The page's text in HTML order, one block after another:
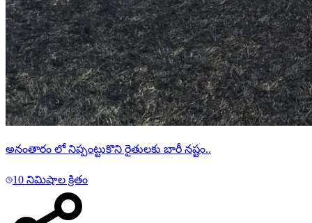
అనంతారం లో నిప్పంట్టుకొని రైతులకు భారీ నష్టం..
10 నిమిషాల క్రితం